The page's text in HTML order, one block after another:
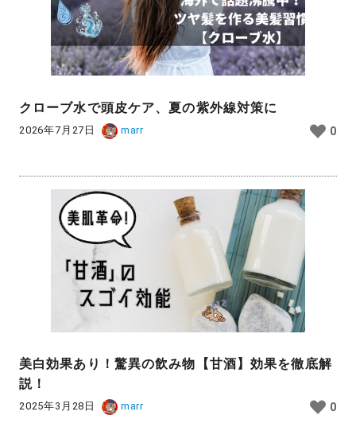
クローブ水で頭皮ケア、夏の紫外線対策に
2026年7月27日 marr 0
美白効果あり！驚異の飲み物【甘酒】効果を徹底解
説！
2025年3月28日 marr 0